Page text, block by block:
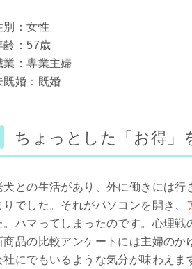
別：女性
齢：57歳
業：専業主婦
既婚：既婚
ちょっとした「お得」
犬との生活があり、外に働きには
りでした。それがパソコンを開き、
。ハマってしまったのです。心理戦
商品の比較アンケートには主婦の
社にでもいるような気分が味わえ